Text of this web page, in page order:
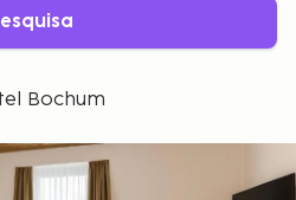
Bochum